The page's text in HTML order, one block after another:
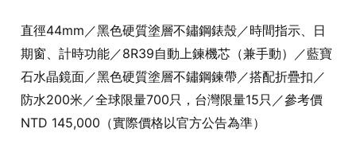
直徑44mm／黑色硬質塗層不鏽鋼錶殼／時間指示、日
期窗、計時功能／8R39自動上鍊機芯（兼手動）／藍寶
石水晶鏡面／黑色硬質塗層不鏽鋼鍊帶／搭配折疊扣／
防水200米／全球限量700只，台灣限量15只／參考價
NTD 145,000（實際價格以官方公告為準）